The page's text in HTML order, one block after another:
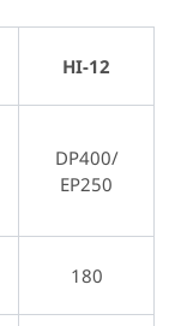
HI-12
DP400/
EP250
180